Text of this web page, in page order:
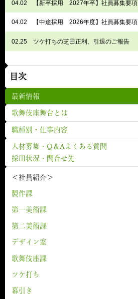
04.02 【新卒採用 2027年卒】社員募集要項 歌舞伎座課
04.02 【中途採用 2026年度】社員募集要項 歌舞伎座課
02.25 ツケ打ちの芝田正利、引退のご報告
目次
最新情報
歌舞伎座舞台とは
職種別・仕事内容
人材募集・Q＆Aよくある質問
採用状況・問合せ先
＜社員紹介＞
製作課
第一美術課
第二美術課
デザイン室
歌舞伎座課
ツケ打ち
幕引き